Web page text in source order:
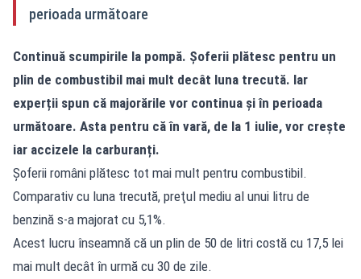
perioada următoare
Continuă scumpirile la pompă. Șoferii plătesc pentru un
plin de combustibil mai mult decât luna trecută. Iar
experții spun că majorările vor continua și în perioada
următoare. Asta pentru că în vară, de la 1 iulie, vor crește
iar accizele la carburanți.
Şoferii români plătesc tot mai mult pentru combustibil.
Comparativ cu luna trecută, preţul mediu al unui litru de
benzină s-a majorat cu 5,1%.
Acest lucru înseamnă că un plin de 50 de litri costă cu 17,5 lei
mai mult decât în urmă cu 30 de zile.